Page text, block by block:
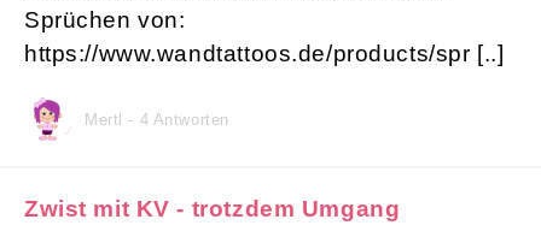
Sprüchen von:
https://www.wandtattoos.de/products/spr [..]
Mertl - 4 Antworten
Zwist mit KV - trotzdem Umgang